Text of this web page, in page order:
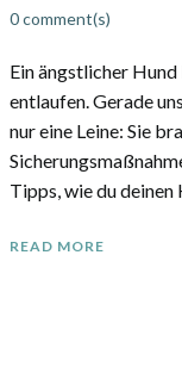
0comment(s)
Ein ängstlicher
entlaufen. Gerade
nur eine Leine: Sie
Tipps, wie du deinen
READ MORE